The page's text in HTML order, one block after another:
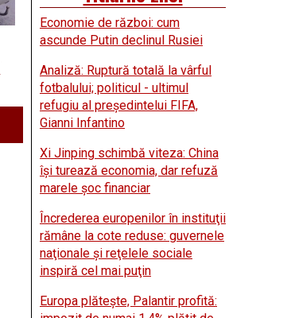
Economie de război: cum
ascunde Putin declinul Rusiei
Analiză: Ruptură totală la vârful
fotbalului; politicul - ultimul
refugiu al preşedintelui FIFA,
Gianni Infantino
Xi Jinping schimbă viteza: China
îşi turează economia, dar refuză
marele şoc financiar
Încrederea europenilor în instituţii
rămâne la cote reduse: guvernele
naţionale şi reţelele sociale
inspiră cel mai puţin
Europa plăteşte, Palantir profită: